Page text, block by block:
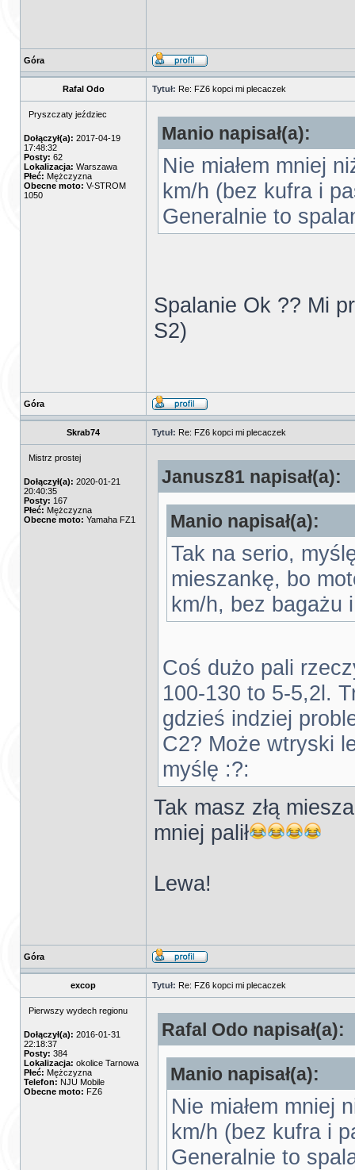
Góra
Rafal Odo Tytuł: Re: FZ6 kopci mi plecaczek
Pryszczaty jeździec
Dołączył(a): 2017-04-19
17:48:32
Posty: 62
Lokalizacja: Warszawa
Płeć: Mężczyzna
Obecne moto: V-STROM
1050
Manio napisał(a):
Nie miałem mniej
km/h (bez kufra i
Generalnie to
Spalanie Ok ?? Mi
S2)
Góra
Skrab74 Tytuł: Re: FZ6 kopci mi plecaczek
Mistrz prostej
Dołączył(a): 2020-01-21
20:40:35
Posty: 167
Płeć: Mężczyzna
Obecne moto: Yamaha FZ1
Janusz81 napisał(a):
Manio napisał(a):
Tak na serio,
mieszankę, bo
km/h, bez bagażu
Coś dużo pali
100-130 to 5-5,2l.
gdzieś indziej
C2? Może wtryski
myślę :?:
Tak masz złą
mniej palił
Lewa!
Góra
excop Tytuł: Re: FZ6 kopci mi plecaczek
Pierwszy wydech regionu
Dołączył(a): 2016-01-31
22:18:37
Posty: 384
Lokalizacja: okolice Tarnowa
Płeć: Mężczyzna
Telefon: NJU Mobile
Obecne moto: FZ6
Rafal Odo napisał(a):
Manio napisał(a):
Nie miałem mniej
km/h (bez kufra i
Generalnie to